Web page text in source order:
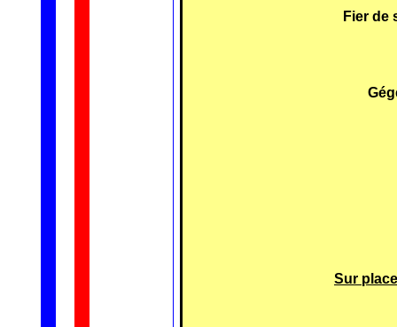
Fier de
Sur